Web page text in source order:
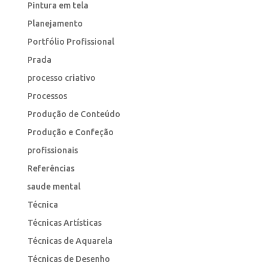
Pintura em tela
Planejamento
Portfólio Profissional
Prada
processo criativo
Processos
Produção de Conteúdo
Produção e Confeção
profissionais
Referências
saude mental
Técnica
Técnicas Artísticas
Técnicas de Aquarela
Técnicas de Desenho